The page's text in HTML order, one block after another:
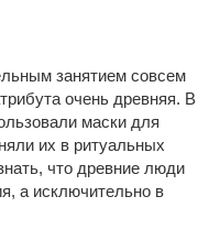
занятием совсем
очень древняя. В
маски для
их в ритуальных
что древние люди
а исключительно в